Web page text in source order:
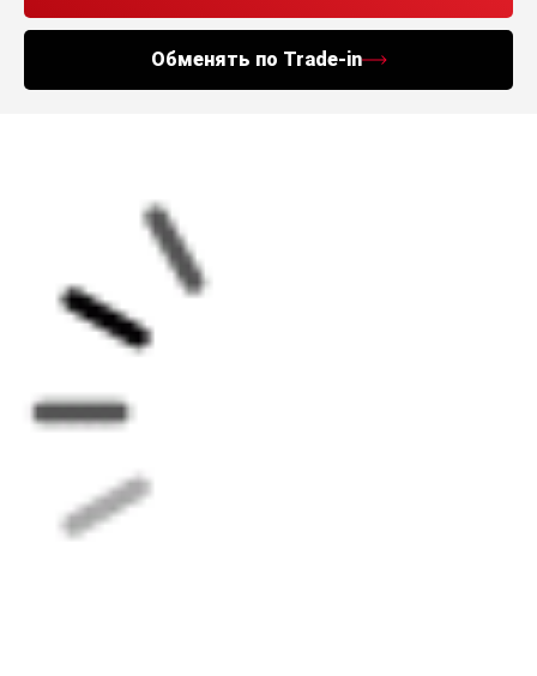
Обменять по Trade-in